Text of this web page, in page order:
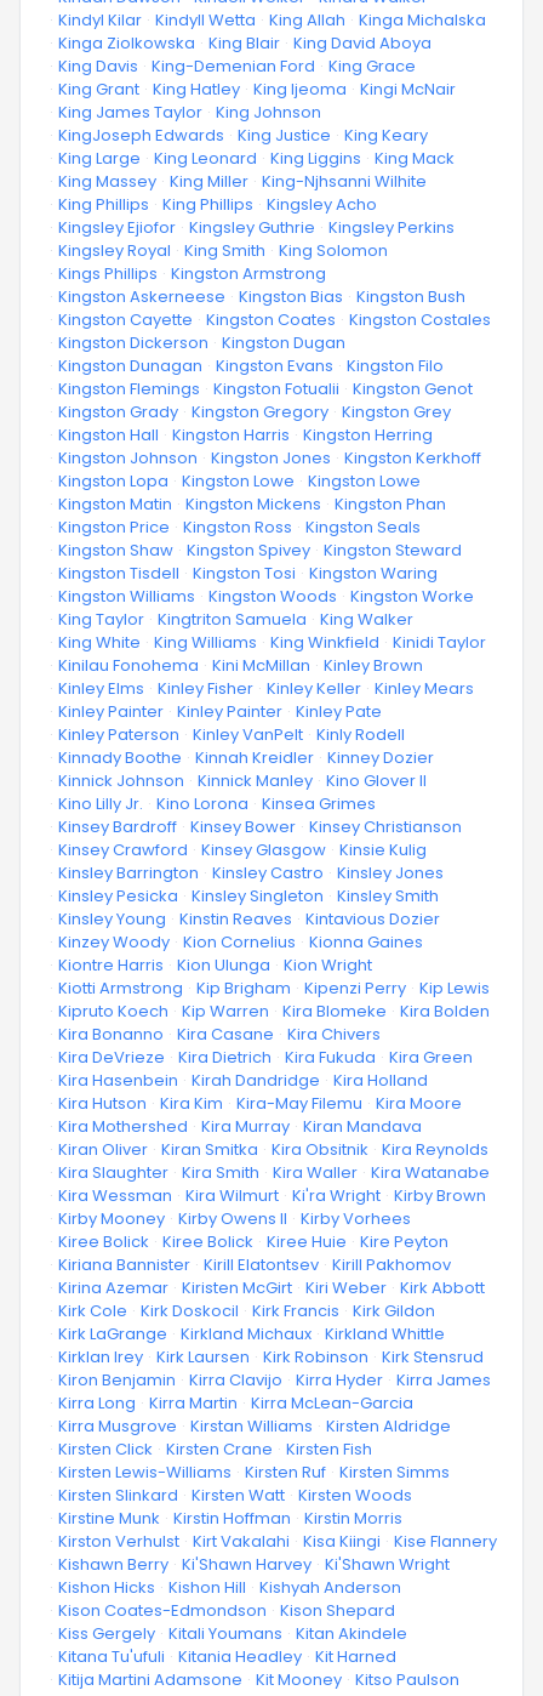
· Kindyl Kilar · Kindyll Wetta · King Allah · Kinga Michalska
· Kinga Ziolkowska · King Blair · King David Aboya
· King Davis · King-Demenian Ford · King Grace
· King Grant · King Hatley · King Ijeoma · Kingi McNair
· King James Taylor · King Johnson
· KingJoseph Edwards · King Justice · King Keary
· King Large · King Leonard · King Liggins · King Mack
· King Massey · King Miller · King-Njhsanni Wilhite
· King Phillips · King Phillips · Kingsley Acho
· Kingsley Ejiofor · Kingsley Guthrie · Kingsley Perkins
· Kingsley Royal · King Smith · King Solomon
· Kings Phillips · Kingston Armstrong
· Kingston Askerneese · Kingston Bias · Kingston Bush
· Kingston Cayette · Kingston Coates · Kingston Costales
· Kingston Dickerson · Kingston Dugan
· Kingston Dunagan · Kingston Evans · Kingston Filo
· Kingston Flemings · Kingston Fotualii · Kingston Genot
· Kingston Grady · Kingston Gregory · Kingston Grey
· Kingston Hall · Kingston Harris · Kingston Herring
· Kingston Johnson · Kingston Jones · Kingston Kerkhoff
· Kingston Lopa · Kingston Lowe · Kingston Lowe
· Kingston Matin · Kingston Mickens · Kingston Phan
· Kingston Price · Kingston Ross · Kingston Seals
· Kingston Shaw · Kingston Spivey · Kingston Steward
· Kingston Tisdell · Kingston Tosi · Kingston Waring
· Kingston Williams · Kingston Woods · Kingston Worke
· King Taylor · Kingtriton Samuela · King Walker
· King White · King Williams · King Winkfield · Kinidi Taylor
· Kinilau Fonohema · Kini McMillan · Kinley Brown
· Kinley Elms · Kinley Fisher · Kinley Keller · Kinley Mears
· Kinley Painter · Kinley Painter · Kinley Pate
· Kinley Paterson · Kinley VanPelt · Kinly Rodell
· Kinnady Boothe · Kinnah Kreidler · Kinney Dozier
· Kinnick Johnson · Kinnick Manley · Kino Glover II
· Kino Lilly Jr. · Kino Lorona · Kinsea Grimes
· Kinsey Bardroff · Kinsey Bower · Kinsey Christianson
· Kinsey Crawford · Kinsey Glasgow · Kinsie Kulig
· Kinsley Barrington · Kinsley Castro · Kinsley Jones
· Kinsley Pesicka · Kinsley Singleton · Kinsley Smith
· Kinsley Young · Kinstin Reaves · Kintavious Dozier
· Kinzey Woody · Kion Cornelius · Kionna Gaines
· Kiontre Harris · Kion Ulunga · Kion Wright
· Kiotti Armstrong · Kip Brigham · Kipenzi Perry · Kip Lewis
· Kipruto Koech · Kip Warren · Kira Blomeke · Kira Bolden
· Kira Bonanno · Kira Casane · Kira Chivers
· Kira DeVrieze · Kira Dietrich · Kira Fukuda · Kira Green
· Kira Hasenbein · Kirah Dandridge · Kira Holland
· Kira Hutson · Kira Kim · Kira-May Filemu · Kira Moore
· Kira Mothershed · Kira Murray · Kiran Mandava
· Kiran Oliver · Kiran Smitka · Kira Obsitnik · Kira Reynolds
· Kira Slaughter · Kira Smith · Kira Waller · Kira Watanabe
· Kira Wessman · Kira Wilmurt · Ki'ra Wright · Kirby Brown
· Kirby Mooney · Kirby Owens II · Kirby Vorhees
· Kiree Bolick · Kiree Bolick · Kiree Huie · Kire Peyton
· Kiriana Bannister · Kirill Elatontsev · Kirill Pakhomov
· Kirina Azemar · Kiristen McGirt · Kiri Weber · Kirk Abbott
· Kirk Cole · Kirk Doskocil · Kirk Francis · Kirk Gildon
· Kirk LaGrange · Kirkland Michaux · Kirkland Whittle
· Kirklan Irey · Kirk Laursen · Kirk Robinson · Kirk Stensrud
· Kiron Benjamin · Kirra Clavijo · Kirra Hyder · Kirra James
· Kirra Long · Kirra Martin · Kirra McLean-Garcia
· Kirra Musgrove · Kirstan Williams · Kirsten Aldridge
· Kirsten Click · Kirsten Crane · Kirsten Fish
· Kirsten Lewis-Williams · Kirsten Ruf · Kirsten Simms
· Kirsten Slinkard · Kirsten Watt · Kirsten Woods
· Kirstine Munk · Kirstin Hoffman · Kirstin Morris
· Kirston Verhulst · Kirt Vakalahi · Kisa Kiingi · Kise Flannery
· Kishawn Berry · Ki'Shawn Harvey · Ki'Shawn Wright
· Kishon Hicks · Kishon Hill · Kishyah Anderson
· Kison Coates-Edmondson · Kison Shepard
· Kiss Gergely · Kitali Youmans · Kitan Akindele
· Kitana Tu'ufuli · Kitania Headley · Kit Harned
· Kitija Martini Adamsone · Kit Mooney · Kitso Paulson